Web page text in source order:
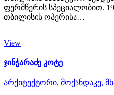
ფერმწერის სპეციალობით.
თბილისის ოპერისა…
View
ჯინჭარაძე კოტე
არქიტექტორი, მოქანდაკე,